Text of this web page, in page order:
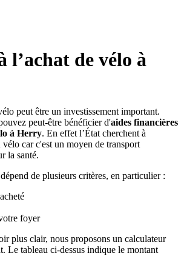
l’achat de vélo à
peut être un investissement important.
peut-être bénéficier d'aides financières
à Herry. En effet l’État cherchent à
car c'est un moyen de transport
la santé.
de plusieurs critères, en particulier :
foyer
plus clair, nous proposons un calculateur
Le tableau ci-dessus indique le montant